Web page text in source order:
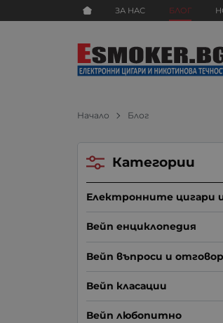
ЗА НАС БЛОГ
Начало Блог
Категории
Електронните цигари
Вейп енциклопедия
Вейп въпроси и
Вейп класации
Вейп любопитно